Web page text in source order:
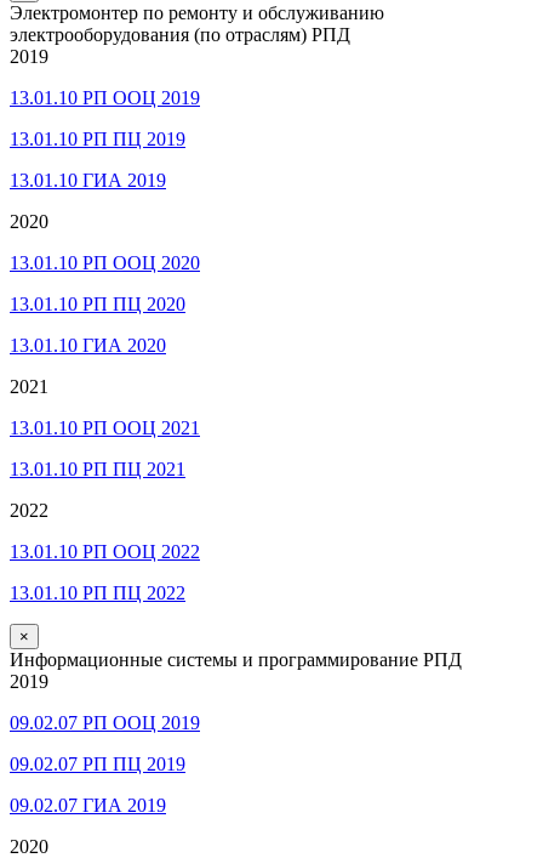
Электромонтер по ремонту и обслуживанию
электрооборудования (по отраслям) РПД
2019
13.01.10 РП ООЦ 2019
13.01.10 РП ПЦ 2019
13.01.10 ГИА 2019
2020
13.01.10 РП ООЦ 2020
13.01.10 РП ПЦ 2020
13.01.10 ГИА 2020
2021
13.01.10 РП ООЦ 2021
13.01.10 РП ПЦ 2021
2022
13.01.10 РП ООЦ 2022
13.01.10 РП ПЦ 2022
×
Информационные системы и программирование РПД
2019
09.02.07 РП ООЦ 2019
09.02.07 РП ПЦ 2019
09.02.07 ГИА 2019
2020